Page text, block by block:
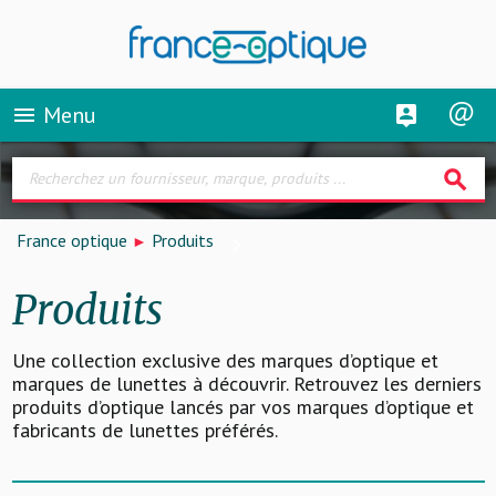
menu Menu
search
France optique Produits
Produits
Une collection exclusive des marques d’optique et
marques de lunettes à découvrir. Retrouvez les derniers
produits d’optique lancés par vos marques d’optique et
fabricants de lunettes préférés.